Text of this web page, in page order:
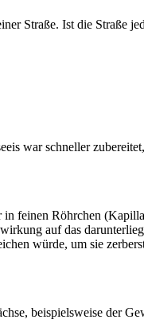
Straße. Ist die Straße
war schneller
in feinen Röhrchen
auf das
würde, um sie
beispielsweise der